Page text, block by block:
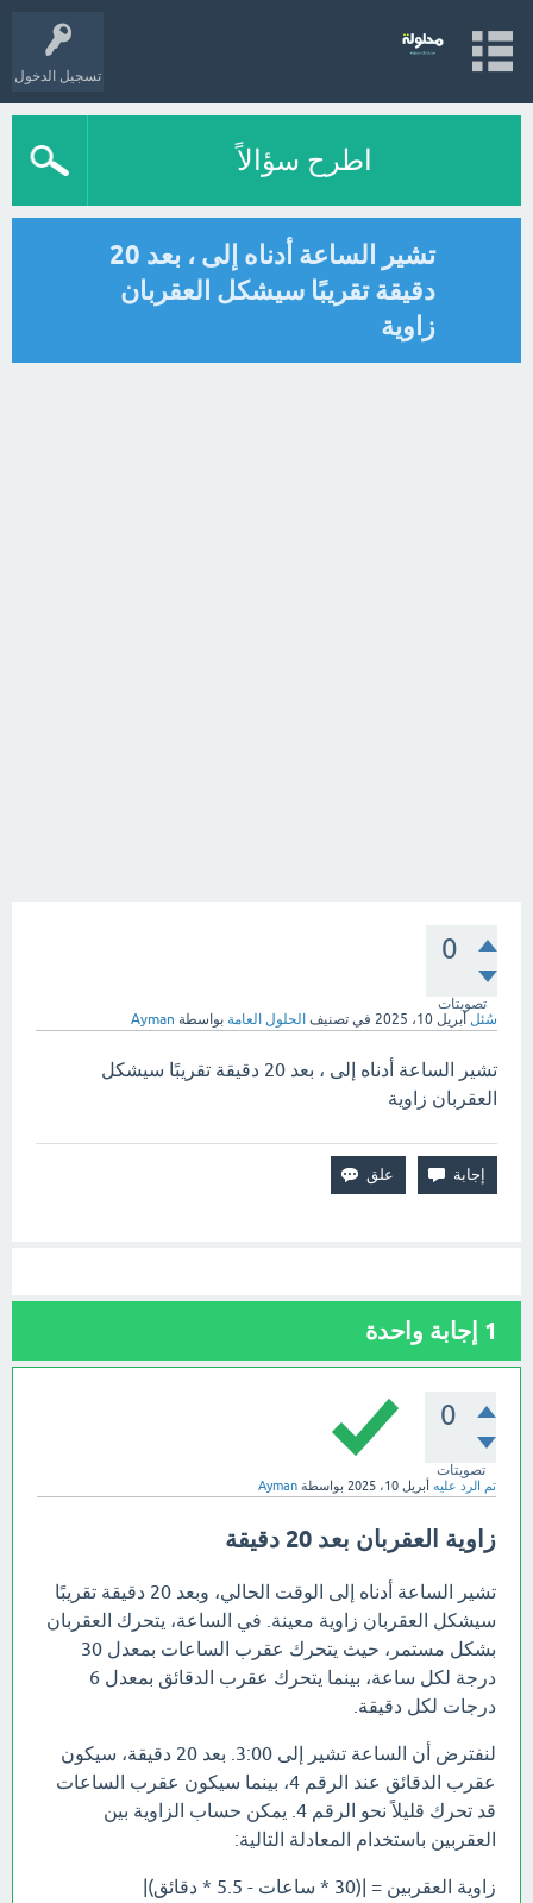
تسجيل الدخول
اطرح سؤالاً
تشير الساعة أدناه إلى ، بعد 20
دقيقة تقريبًا سيشكل العقربان
زاوية
0
تصويتات
سُئل أبريل 10، 2025 في تصنيف الحلول العامة بواسطة Ayman
تشير الساعة أدناه إلى ، بعد 20 دقيقة تقريبًا سيشكل
العقربان زاوية
1 إجابة واحدة
0
تصويتات
تم الرد عليه أبريل 10، 2025 بواسطة Ayman
زاوية العقربان بعد 20 دقيقة
تشير الساعة أدناه إلى الوقت الحالي، وبعد 20 دقيقة تقريبًا
سيشكل العقربان زاوية معينة. في الساعة، يتحرك العقربان
بشكل مستمر، حيث يتحرك عقرب الساعات بمعدل 30
درجة لكل ساعة، بينما يتحرك عقرب الدقائق بمعدل 6
درجات لكل دقيقة.
لنفترض أن الساعة تشير إلى 3:00. بعد 20 دقيقة، سيكون
عقرب الدقائق عند الرقم 4، بينما سيكون عقرب الساعات
قد تحرك قليلاً نحو الرقم 4. يمكن حساب الزاوية بين
العقربين باستخدام المعادلة التالية:
زاوية العقربين = |(30 * ساعات - 5.5 * دقائق)|